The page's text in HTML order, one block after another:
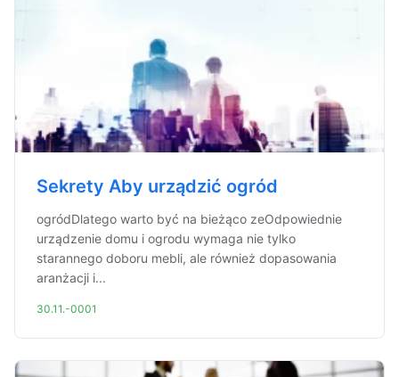
Sekrety Aby urządzić ogród
ogródDlatego warto być na bieżąco zeOdpowiednie
urządzenie domu i ogrodu wymaga nie tylko
starannego doboru mebli, ale również dopasowania
aranżacji i...
30.11.-0001